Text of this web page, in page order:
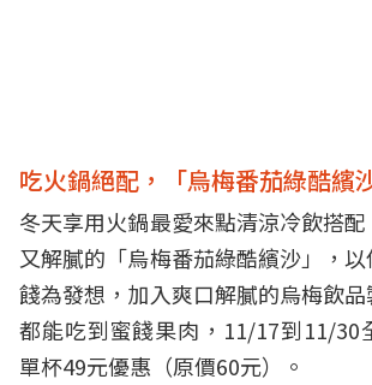
吃火鍋絕配，「烏梅番茄綠酷繽
冬天享用火鍋最愛來點清涼冷飲搭
又解膩的「烏梅番茄綠酷繽沙」，以
餞為發想，加入爽口解膩的烏梅飲
都能吃到蜜餞果肉，11/17到11/30
單杯49元優惠（原價60元）。